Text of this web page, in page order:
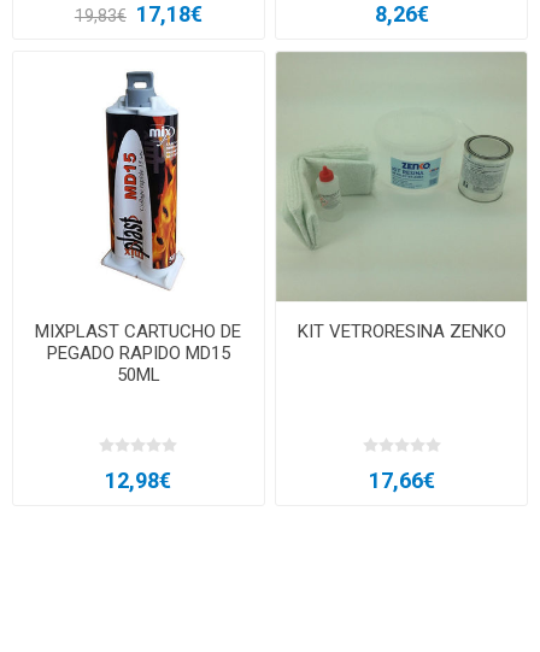
19,83€ 17,18€ 8,26€
MIXPLAST CARTUCHO DE
PEGADO RAPIDO MD15
50ML
12,98€
KIT VETRORESINA ZENKO
17,66€